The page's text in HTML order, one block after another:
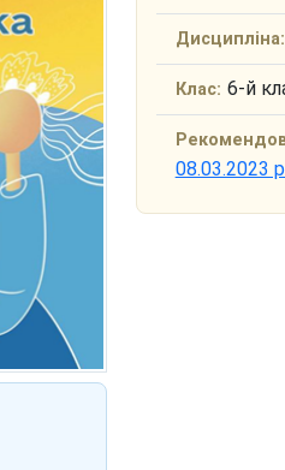
Дисципліна:
Клас: 6-й
08.03.2023